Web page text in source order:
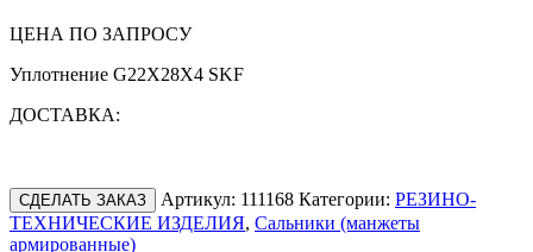
ЦЕНА ПО ЗАПРОСУ
Уплотнение G22X28X4 SKF
ДОСТАВКА:
СДЕЛАТЬ ЗАКАЗ Артикул: 111168 Категории: РЕЗИНО-
ТЕХНИЧЕСКИЕ ИЗДЕЛИЯ, Сальники (манжеты
армированные)